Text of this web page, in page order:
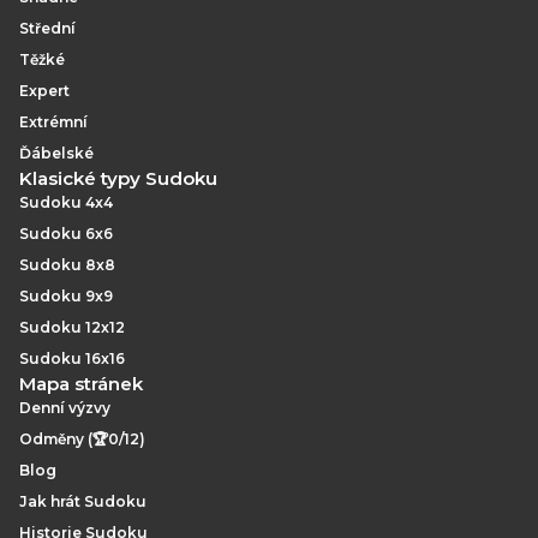
Střední
Těžké
Expert
Extrémní
Ďábelské
Klasické typy Sudoku
Sudoku 4x4
Sudoku 6x6
Sudoku 8x8
Sudoku 9x9
Sudoku 12x12
Sudoku 16x16
Mapa stránek
Denní výzvy
Odměny (🏆0/12)
Blog
Jak hrát Sudoku
Historie Sudoku